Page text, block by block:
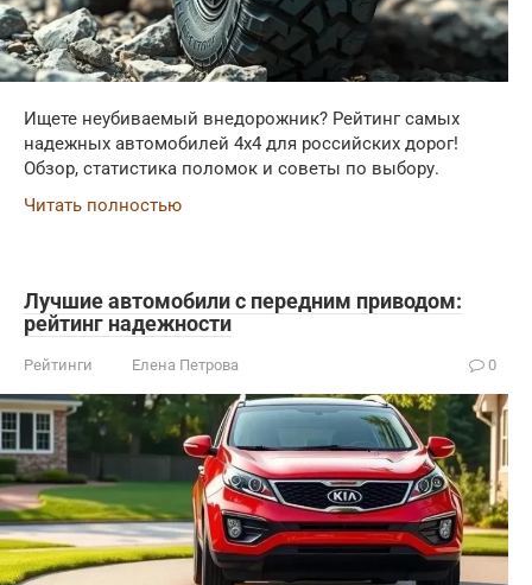
Ищете неубиваемый внедорожник? Рейтинг самых
надежных автомобилей 4x4 для российских дорог!
Обзор, статистика поломок и советы по выбору.
Читать полностью
Лучшие автомобили с передним приводом:
рейтинг надежности
Рейтинги Елена Петрова 0